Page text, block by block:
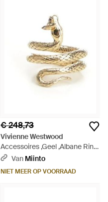
€ 248,73
Vivienne Westwood
Accessoires ,Geel ,Albane Ring
- Metallic
Van Miinto
NIET MEER OP VOORRAAD